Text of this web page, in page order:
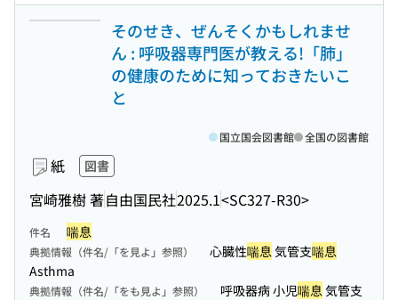
そのせき、ぜんそくかもしれませ
ん : 呼吸器専門医が教える!「肺」
の健康のために知っておきたいこ
と
紙 図書
宮崎雅樹 著自由国民社2025.1<SC327-R30>
国立国会図書館 全国の図書館
件名 喘息
典拠情報（件名/「を見よ」参照） 心臓性喘息気管支喘息
Asthma
典拠情報（件名/「をも見よ」参照） 呼吸器病 小児喘息気管支